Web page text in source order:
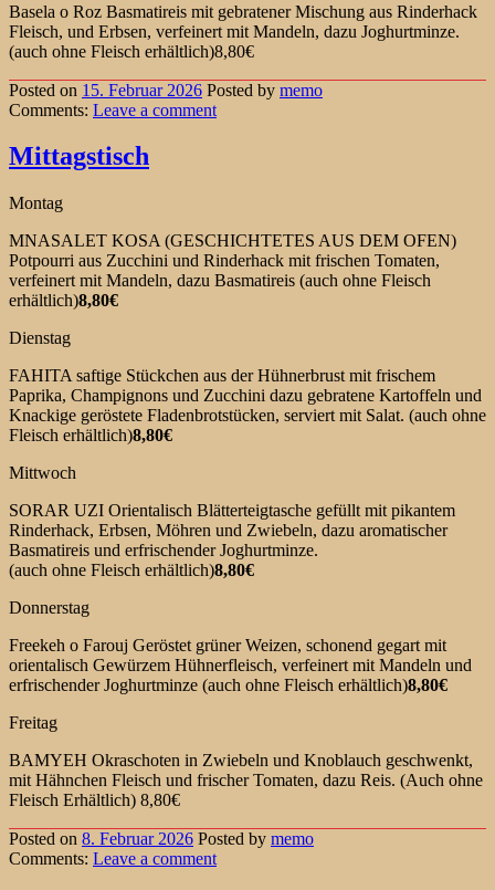
Basela o Roz Basmatireis mit gebratener Mischung aus Rinderhack
Fleisch, und Erbsen, verfeinert mit Mandeln, dazu Joghurtminze.
(auch ohne Fleisch erhältlich)8,80€
Posted on 15. Februar 2026 Posted by memo
Comments: Leave a comment
Mittagstisch
Montag
MNASALET KOSA (GESCHICHTETES AUS DEM OFEN)
Potpourri aus Zucchini und Rinderhack mit frischen Tomaten,
verfeinert mit Mandeln, dazu Basmatireis (auch ohne Fleisch
erhältlich)8,80€
Dienstag
FAHITA saftige Stückchen aus der Hühnerbrust mit frischem
Paprika, Champignons und Zucchini dazu gebratene Kartoffeln und
Knackige geröstete Fladenbrotstücken, serviert mit Salat. (auch ohne
Fleisch erhältlich)8,80€
Mittwoch
SORAR UZI Orientalisch Blätterteigtasche gefüllt mit pikantem
Rinderhack, Erbsen, Möhren und Zwiebeln, dazu aromatischer
Basmatireis und erfrischender Joghurtminze.
(auch ohne Fleisch erhältlich)8,80€
Donnerstag
Freekeh o Farouj Geröstet grüner Weizen, schonend gegart mit
orientalisch Gewürzem Hühnerfleisch, verfeinert mit Mandeln und
erfrischender Joghurtminze (auch ohne Fleisch erhältlich)8,80€
Freitag
BAMYEH Okraschoten in Zwiebeln und Knoblauch geschwenkt,
mit Hähnchen Fleisch und frischer Tomaten, dazu Reis. (Auch ohne
Fleisch Erhältlich) 8,80€
Posted on 8. Februar 2026 Posted by memo
Comments: Leave a comment